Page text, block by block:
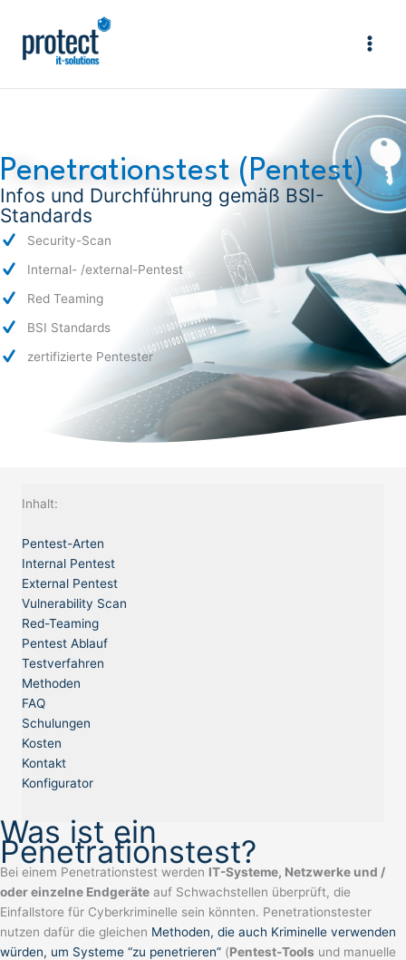
springen
Penetrationstest (Pentest)
Infos und Durchführung gemäß BSI-
Standards
Security-Scan
Internal- /external-Pentest
Red Teaming
BSI Standards
zertifizierte Pentester
Inhalt:
Pentest-Arten
Internal Pentest
External Pentest
Vulnerability Scan
Red-Teaming
Pentest Ablauf
Testverfahren
Methoden
FAQ
Schulungen
Kosten
Kontakt
Konfigurator
Was ist ein
Penetrationstest?
Bei einem Penetrationstest werden IT-Systeme, Netzwerke und /
oder einzelne Endgeräte auf Schwachstellen überprüft, die
Einfallstore für Cyberkriminelle sein könnten. Penetrationstester
nutzen dafür die gleichen Methoden, die auch Kriminelle verwenden
würden, um Systeme “zu penetrieren” (Pentest-Tools und manuelle